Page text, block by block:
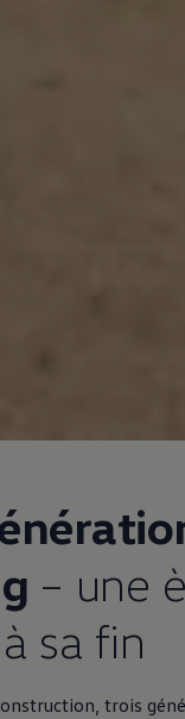
– une
sa fin
trois